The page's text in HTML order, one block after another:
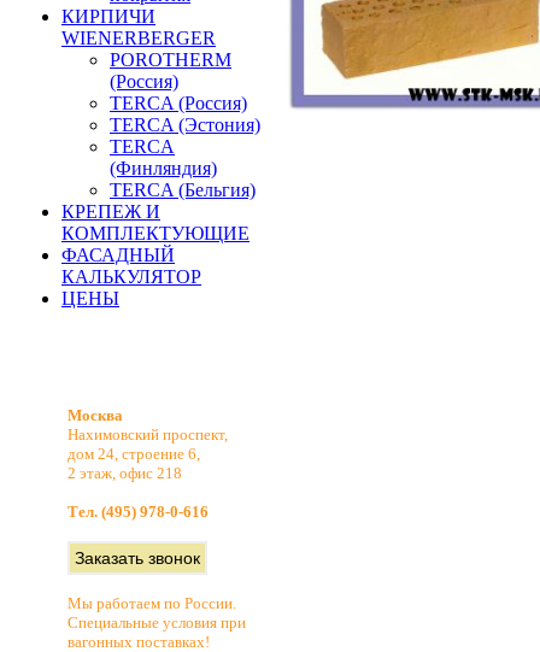
КИРПИЧИ
WIENERBERGER
POROTHERM
(Россия)
TERCA (Россия)
TERCA (Эстония)
TERCA
(Финляндия)
TERCA (Бельгия)
КРЕПЕЖ И
КОМПЛЕКТУЮЩИЕ
ФАСАДНЫЙ
КАЛЬКУЛЯТОР
ЦЕНЫ
Москва
Нахимовский проспект,
дом 24, строение 6,
2 этаж, офис 218
Тел. (495) 978-0-616
Мы работаем по России.
Специальные условия при
вагонных поставках!